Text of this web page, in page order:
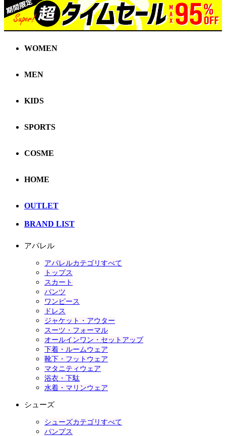
WOMEN
MEN
KIDS
SPORTS
COSME
HOME
OUTLET
BRAND LIST
アパレル
アパレルカテゴリすべて
トップス
スカート
パンツ
ワンピース
ドレス
ジャケット・アウター
スーツ・フォーマル
オールインワン・セットアップ
下着・ルームウェア
靴下・フットウェア
マタニティウェア
浴衣・下駄
水着・マリンウェア
シューズ
シューズカテゴリすべて
パンプス